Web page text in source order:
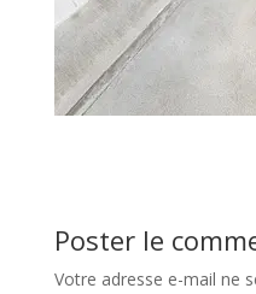
Poster le
Votre adresse e-mail ne